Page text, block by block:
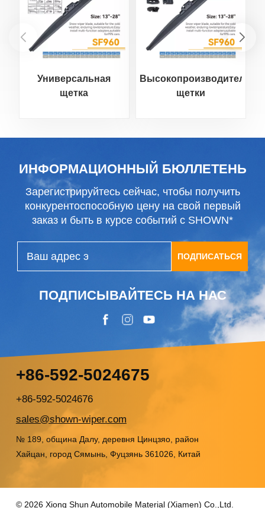
Универсальная
щетка
щетки
условий
ИНФОРМАЦИОННЫЙ БЮЛЛЕТЕНЬ
Зарегистрируйтесь сейчас, чтобы получить
конкурентоспособную цену на свой первый
заказ и быть в курсе событий с SHOWN*
ПОДПИСАТЬСЯ
ПОДПИСЫВАЙТЕСЬ НА НАС
+86-592-5024675
+86-592-5024676
sales@shown-wiper.com
№ 189, община Далу, деревня Цинцзяо, район
Хайцан, город Сямынь, Фуцзянь 361026, Китай
© 2026 Xiong Shun Automobile Material (Xiamen) Co.,Ltd.